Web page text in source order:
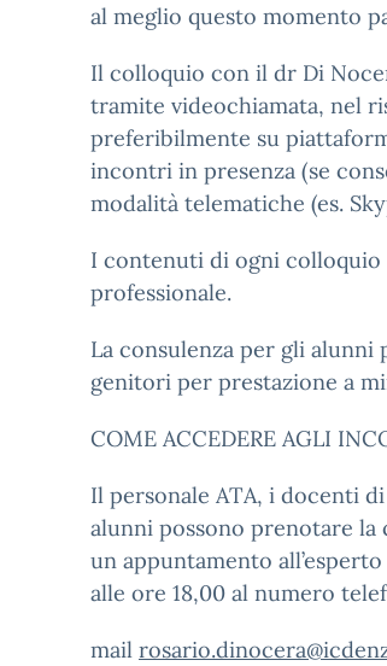
al meglio questo momento
Il colloquio con il dr Di
tramite videochiamata, nel
preferibilmente su
incontri in presenza (se
modalità telematiche (es.
I contenuti di ogni
professionale.
La consulenza per gli
genitori per prestazione a
COME ACCEDERE AGLI
Il personale ATA, i docenti
alunni possono prenotare la
un appuntamento
alle ore 18,00 al numero
mail